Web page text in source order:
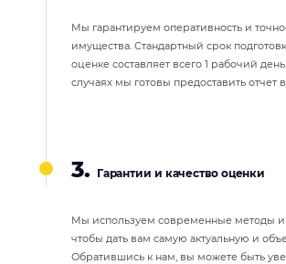
Мы гарантируем оперативность и
имущества. Стандартный срок
оценке составляет всего 1 рабочий
случаях мы готовы предоставить отчет
3. Гарантии и качество оценки
Мы используем современные методы и
чтобы дать вам самую актуальную и
Обратившись к нам, вы можете быть